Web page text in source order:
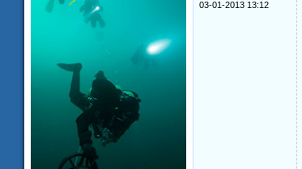
03-01-2013 13:12